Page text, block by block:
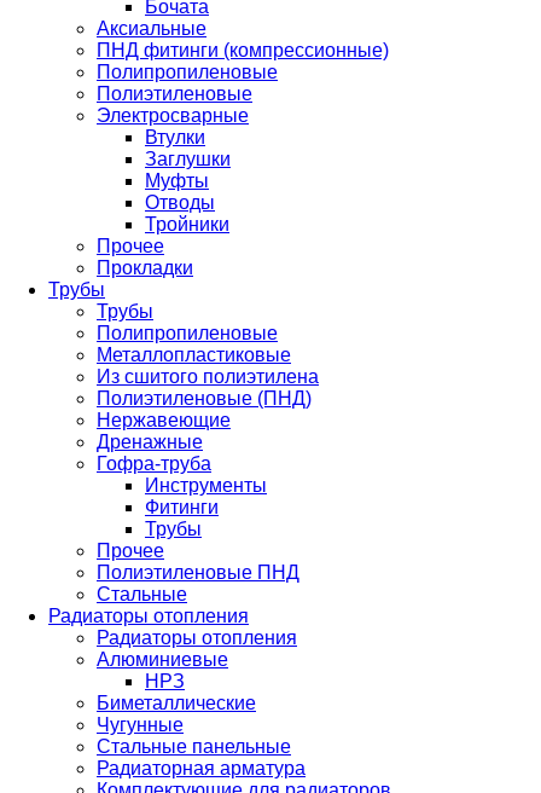
Бочата
Аксиальные
ПНД фитинги (компрессионные)
Полипропиленовые
Полиэтиленовые
Электросварные
Втулки
Заглушки
Муфты
Отводы
Тройники
Прочее
Прокладки
Трубы
Трубы
Полипропиленовые
Металлопластиковые
Из сшитого полиэтилена
Полиэтиленовые (ПНД)
Нержавеющие
Дренажные
Гофра-труба
Инструменты
Фитинги
Трубы
Прочее
Полиэтиленовые ПНД
Стальные
Радиаторы отопления
Радиаторы отопления
Алюминиевые
НРЗ
Биметаллические
Чугунные
Стальные панельные
Радиаторная арматура